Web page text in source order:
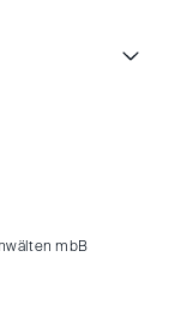
mbB